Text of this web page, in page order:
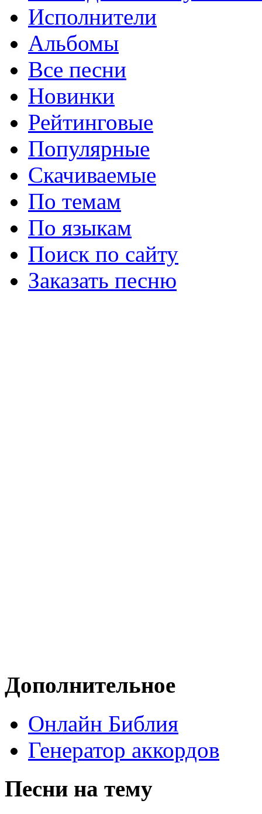
Исполнители
Альбомы
Все песни
Новинки
Рейтинговые
Популярные
Скачиваемые
По темам
По языкам
Поиск по сайту
Заказать песню
Дополнительное
Онлайн Библия
Генератор аккордов
Песни на тему